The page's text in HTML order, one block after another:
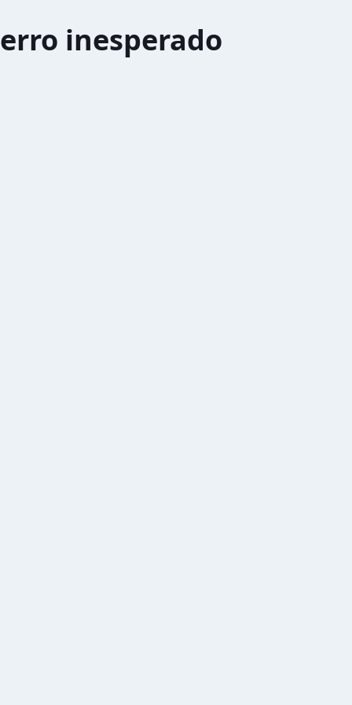
erro inesperado